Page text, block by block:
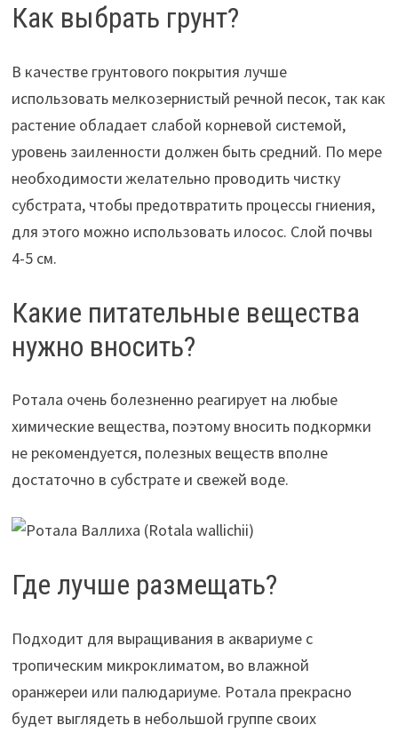
Как выбрать грунт?
В качестве грунтового покрытия лучше
использовать мелкозернистый речной песок, так как
растение обладает слабой корневой системой,
уровень заиленности должен быть средний. По мере
необходимости желательно проводить чистку
субстрата, чтобы предотвратить процессы гниения,
для этого можно использовать илосос. Слой почвы
4-5 см.
Какие питательные вещества
нужно вносить?
Ротала очень болезненно реагирует на любые
химические вещества, поэтому вносить подкормки
не рекомендуется, полезных веществ вполне
достаточно в субстрате и свежей воде.
Где лучше размещать?
Подходит для выращивания в аквариуме с
тропическим микроклиматом, во влажной
оранжереи или палюдариуме. Ротала прекрасно
будет выглядеть в небольшой группе своих